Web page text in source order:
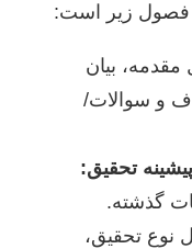
فصول زیر است:
بیان
و سوالات/
تحقیق:
گذشته.
نوع تحقیق،